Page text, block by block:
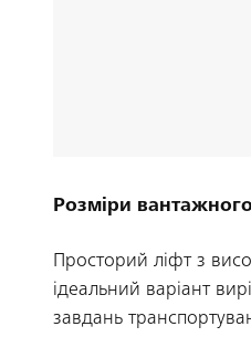
Розміри
Просторий ліфт з
ідеальний варіант
завдань